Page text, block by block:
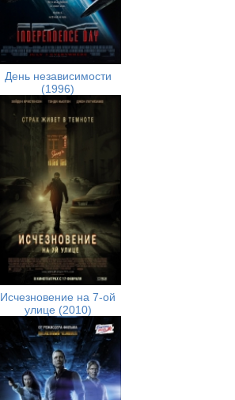
День независимости
(1996)
Исчезновение на 7-ой
улице (2010)